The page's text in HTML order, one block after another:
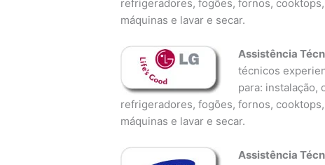
refrigeradores, fogões, fornos,
máquinas e lavar e secar.
Assistência
técnicos
para: instalação,
refrigeradores, fogões, fornos,
máquinas e lavar e secar.
Assistência